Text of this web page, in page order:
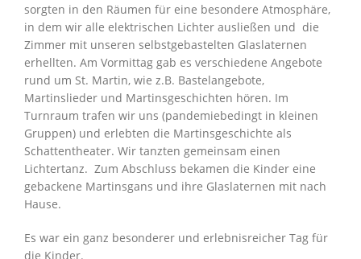
sorgten in den Räumen für eine besondere Atmosphäre,
in dem wir alle elektrischen Lichter ausließen und die
Zimmer mit unseren selbstgebastelten Glaslaternen
erhellten. Am Vormittag gab es verschiedene Angebote
rund um St. Martin, wie z.B. Bastelangebote,
Martinslieder und Martinsgeschichten hören. Im
Turnraum trafen wir uns (pandemiebedingt in kleinen
Gruppen) und erlebten die Martinsgeschichte als
Schattentheater. Wir tanzten gemeinsam einen
Lichtertanz. Zum Abschluss bekamen die Kinder eine
gebackene Martinsgans und ihre Glaslaternen mit nach
Hause.
Es war ein ganz besonderer und erlebnisreicher Tag für
die Kinder.